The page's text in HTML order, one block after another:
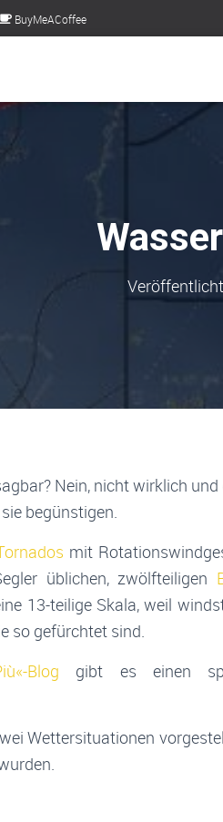
BuyMeACoffee
Nein, nicht wirklich
begünstigen.
mit
üblichen, zwölfteiligen
13-teilige Skala, weil
so gefürchtet sind.
Blog gibt es einen
Wettersituationen